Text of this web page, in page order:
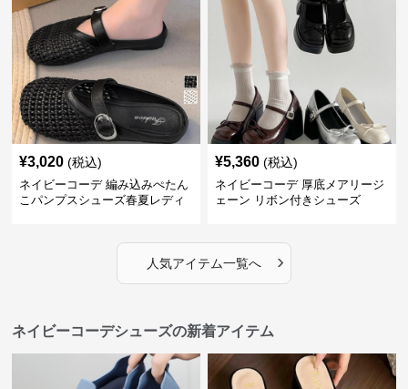
¥3,020 (税込)
ネイビーコーデ 編み込みぺたん
こパンプスシューズ春夏レディ
¥5,360 (税込)
ネイビーコーデ 厚底メアリージ
ェーン リボン付きシューズ
人気アイテム一覧へ ›
ネイビーコーデシューズの新着アイテム